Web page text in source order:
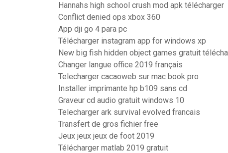
Hannahs high school crush mod apk télécharger
Conflict denied ops xbox 360
App dji go 4 para pc
Télécharger instagram app for windows xp
New big fish hidden object games gratuit
Changer langue office 2019 français
Telecharger cacaoweb sur mac book pro
Installer imprimante hp b109 sans cd
Graveur cd audio gratuit windows 10
Telecharger ark survival evolved francais
Transfert de gros fichier free
Jeux jeux jeux de foot 2019
Télécharger matlab 2019 gratuit